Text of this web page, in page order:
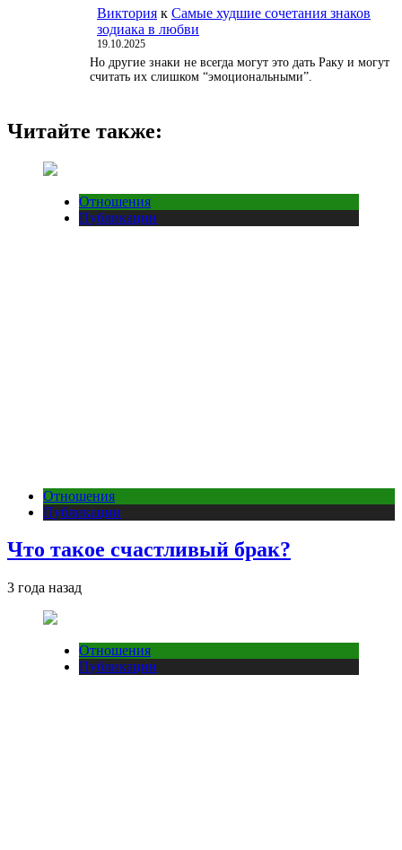
Виктория к Самые худшие сочетания знаков
зодиака в любви
19.10.2025
Но другие знаки не всегда могут это дать Раку и могут
считать их слишком “эмоциональными”.
Читайте также:
Отношения
Публикации
Отношения
Публикации
Что такое счастливый брак?
3 года назад
Отношения
Публикации